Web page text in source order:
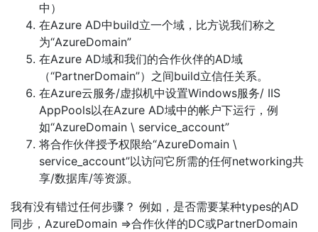
中）
在Azure AD中build立一个域，比方说我们称之
为“AzureDomain”
在Azure AD域和我们的合作伙伴的AD域
（“PartnerDomain”）之间build立信任关系。
在Azure云服务/虚拟机中设置Windows服务/ IIS
AppPools以在Azure AD域中的帐户下运行，例
如“AzureDomain \ service_account”
将合作伙伴授予权限给“AzureDomain \
service_account”以访问它所需的任何networking共
享/数据库/等资源。
我有没有错过任何步骤？ 例如，是否需要某种types的AD
同步，AzureDomain =>合作伙伴的DC或PartnerDomain